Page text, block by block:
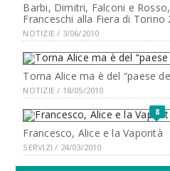
Barbi, Dimitri, Falconi e
Franceschi alla Fiera di Torino
NOTIZIE / 3/06/2010
Torna Alice ma è del “paese
NOTIZIE / 18/05/2010
8
Francesco, Alice e la Vaporità
SERVIZI / 24/03/2010